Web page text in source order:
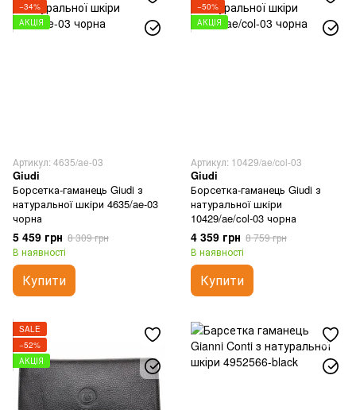
−34%
АКЦІЯ
Артикул: 4635/ae-03
Giudi
Борсетка-гаманець Giudi з
натуральної шкіри 4635/ae-03
чорна
5 459 грн 8 309 грн
В наявності
Купити
−50%
АКЦІЯ
Артикул: 10429/ae/col-03
Giudi
Борсетка-гаманець Giudi з
натуральної шкіри
10429/ae/col-03 чорна
4 359 грн 8 759 грн
В наявності
Купити
SALE
−52%
АКЦІЯ